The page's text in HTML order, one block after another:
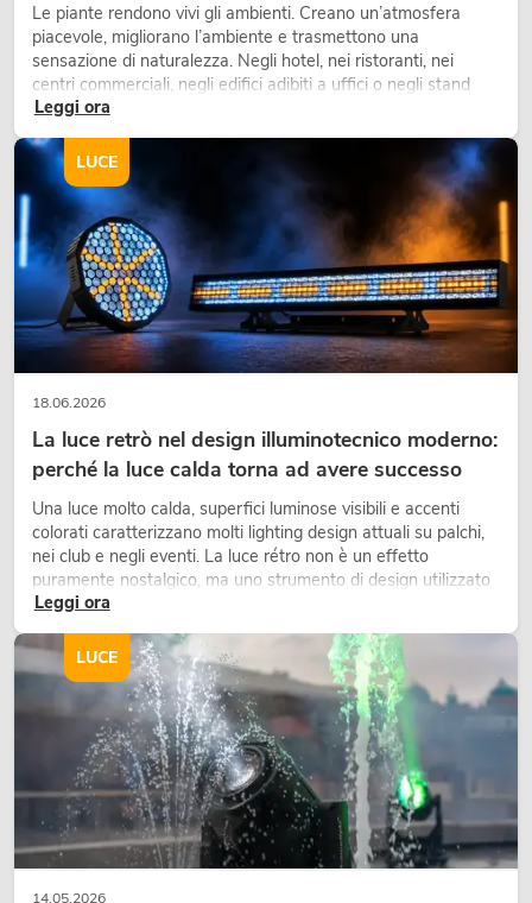
Le piante rendono vivi gli ambienti. Creano un’atmosfera
piacevole, migliorano l’ambiente e trasmettono una
sensazione di naturalezza. Negli hotel, nei ristoranti, nei
centri commerciali, negli edifici adibiti a uffici o negli stand
fieristici, una vegetazione di alta qualità è ormai parte
integrante dei moderni progetti di arredamento.
Leggi ora
18.06.2026
La luce retrò nel design illuminotecnico moderno:
perché la luce calda torna ad avere successo
Una luce molto calda, superfici luminose visibili e accenti
colorati caratterizzano molti lighting design attuali su palchi,
nei club e negli eventi. La luce rétro non è un effetto
puramente nostalgico, ma uno strumento di design utilizzato
in modo consapevole: crea atmosfera, dona carattere alle
scene e può rendere più emozionali i setup LED tecnici.
Leggi ora
LUCE
14.05.2026
LUCE